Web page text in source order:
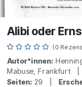
Alibi oder
(0
Autor*innen:
Mabuse, Frankfurt |
Seiten: 29 |